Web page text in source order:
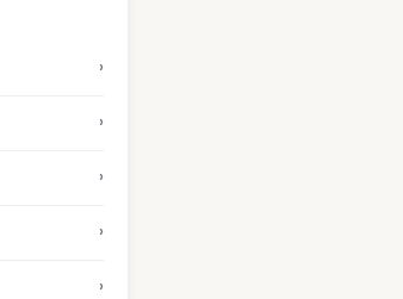
›
›
›
›
›